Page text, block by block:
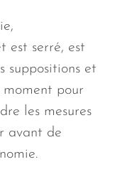
est serré, est
suppositions et
moment pour
les mesures
avant de